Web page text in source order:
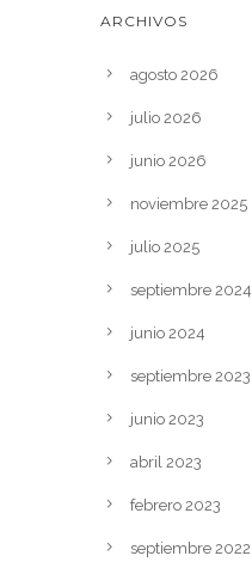
ARCHIVOS
agosto 2026
julio 2026
junio 2026
noviembre 2025
julio 2025
septiembre 2024
junio 2024
septiembre 2023
junio 2023
abril 2023
febrero 2023
septiembre 2022